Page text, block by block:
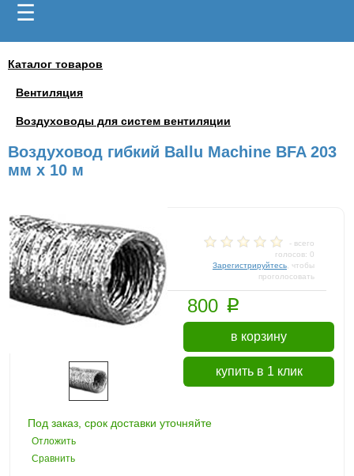
☰
Каталог товаров
Вентиляция
Воздуховоды для систем вентиляции
Воздуховод гибкий Ballu Machine BFA 203
мм х 10 м
- всего
голосов: 0
Зарегистрируйтесь , чтобы
проголосовать
800 p
в корзину
купить в 1 клик
Под заказ, срок доставки уточняйте
Отложить
Сравнить